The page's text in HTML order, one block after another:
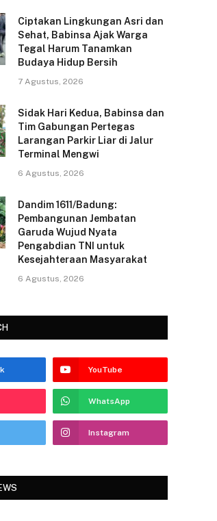
ai ar
e
Ciptakan Lingkungan Asri dan
Sehat, Babinsa Ajak Warga
Tegal Harum Tanamkan
Budaya Hidup Bersih
7 Agustus, 2026
Sidak Hari Kedua, Babinsa dan
Tim Gabungan Pertegas
Larangan Parkir Liar di Jalur
Terminal Mengwi
6 Agustus, 2026
Dandim 1611/Badung:
Pembangunan Jembatan
Garuda Wujud Nyata
Pengabdian TNI untuk
Kesejahteraan Masyarakat
6 Agustus, 2026
YouTube
WhatsApp
Instagram